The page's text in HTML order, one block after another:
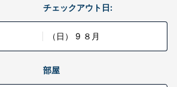
チェックアウト日:
（日） 9 ８月
部屋